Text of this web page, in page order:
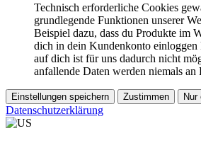
Technisch erforderliche Cookies
grundlegende Funktionen unserer
Beispiel dazu, dass du Produkte im
dich in dein Kundenkonto einloggen
auf dich ist für uns dadurch nicht
anfallende Daten werden niemals an
Einstellungen speichern Zustimmen Nur
Datenschutzerklärung